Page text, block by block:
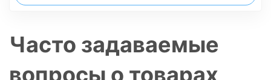
Часто задаваемые
вопросы о товарах